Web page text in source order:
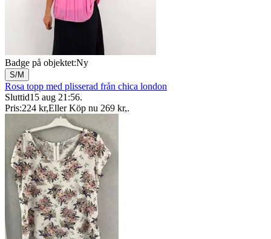
Badge på objektet:Ny
S/M
Rosa topp med plisserad från chica london
Sluttid15 aug 21:56.
Pris:224 kr,Eller Köp nu 269 kr,.